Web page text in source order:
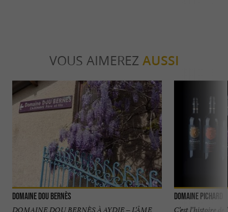
VOUS AIMEREZ AUSSI
Domaine Dou Bernès
DOMAINE DOU BERNÈS À AYDIE – L’ÂME
Domaine Pichard
C’est l’histoire